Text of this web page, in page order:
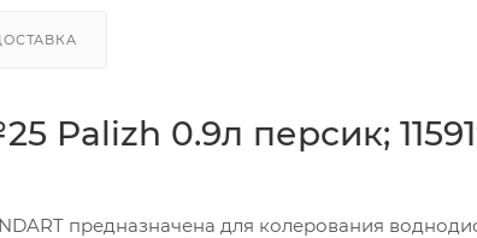
Palizh 0.9л персик;
предназначена для колерования